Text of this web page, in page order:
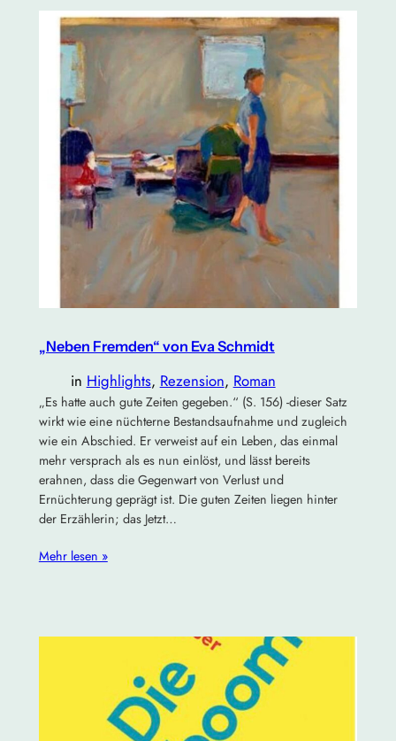
„Neben Fremden“ von Eva Schmidt
in Highlights, Rezension, Roman
„Es hatte auch gute Zeiten gegeben.“ (S. 156) -dieser Satz
wirkt wie eine nüchterne Bestandsaufnahme und zugleich
wie ein Abschied. Er verweist auf ein Leben, das einmal
mehr versprach als es nun einlöst, und lässt bereits
erahnen, dass die Gegenwart von Verlust und
Ernüchterung geprägt ist. Die guten Zeiten liegen hinter
der Erzählerin; das Jetzt…
Mehr lesen »